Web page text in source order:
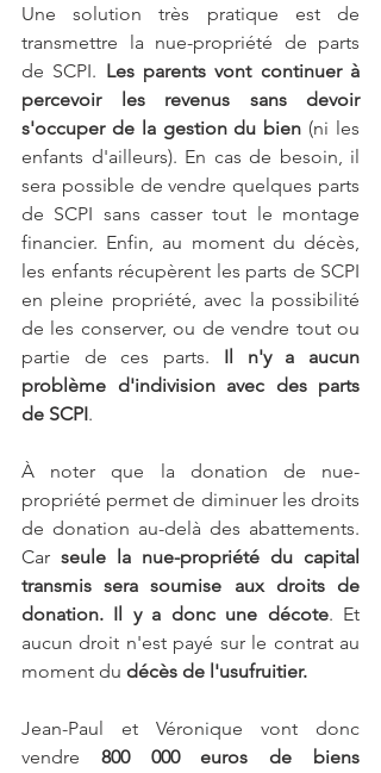
Une solution très pratique est de
transmettre la nue-propriété de parts
de SCPI. Les parents vont continuer à
percevoir les revenus sans devoir
s'occuper de la gestion du bien (ni les
enfants d'ailleurs). En cas de besoin, il
sera possible de vendre quelques parts
de SCPI sans casser tout le montage
financier. Enfin, au moment du décès,
les enfants récupèrent les parts de SCPI
en pleine propriété, avec la possibilité
de les conserver, ou de vendre tout ou
partie de ces parts. Il n'y a aucun
problème d'indivision avec des parts
de SCPI.
À noter que la donation de nue-
propriété permet de diminuer les droits
de donation au-delà des abattements.
Car seule la nue-propriété du capital
transmis sera soumise aux droits de
donation. Il y a donc une décote. Et
aucun droit n'est payé sur le contrat au
moment du décès de l'usufruitier.
Jean-Paul et Véronique vont donc
vendre 800 000 euros de biens